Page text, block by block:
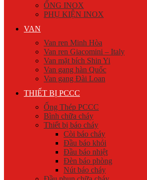
ỐNG INOX
PHỤ KIỆN INOX
VAN
Van ren Minh Hòa
Van ren Giacomini – Italy
Van mặt bích Shin Yi
Van gang hàn Quốc
Van gang Đài Loan
THIẾT BỊ PCCC
Ống Thép PCCC
Bình chữa cháy
Thiết bị báo cháy
Còi báo cháy
Đầu báo khói
Đầu báo nhiệt
Đèn báo phòng
Nút báo cháy